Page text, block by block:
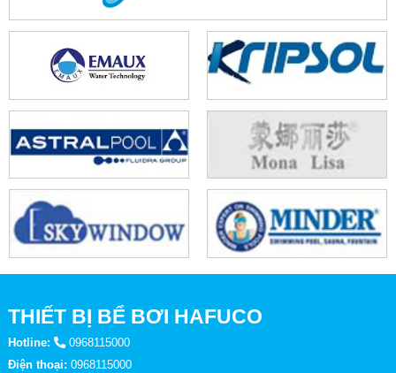
THIẾT BỊ BỂ BƠI HAFUCO
Hotline:
0968115000
Điện thoại: 0968115000